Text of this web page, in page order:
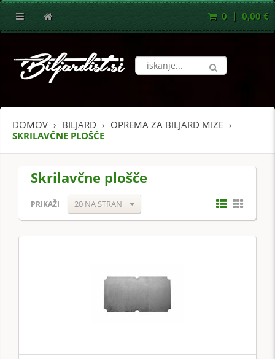
0 | 0,00 €
DOMOV BILJARD
OPREMA ZA BILJARD MIZE
SKRILAVČNE PLOŠČE
Skrilavčne plošče
PRIKAŽI 20 NA STRAN